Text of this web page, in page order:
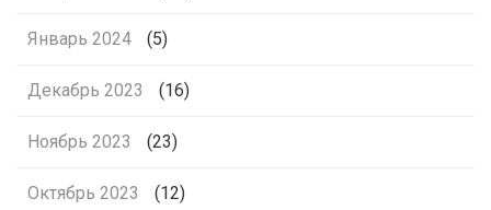
Январь 2024 (5)
Декабрь 2023 (16)
Ноябрь 2023 (23)
Октябрь 2023 (12)